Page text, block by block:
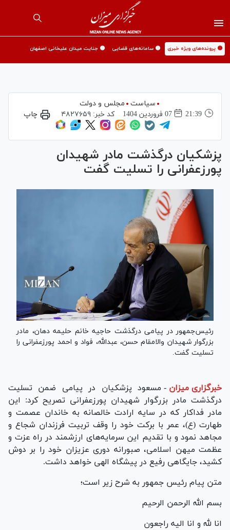
🟡 پرونده‌های ویژه خبری 🟡 سامانه‌های قضایی 🟡 جنایت میدان علیخانی اصفهان
سیاست
مجلس و دولت
21:39
07 فروردين 1404 کد خبر:۴۸۲۷۶۵۹ چاپ
پزشکیان درگذشت مادر شهیدان
پورزعفرانی را تسلیت گفت
رئیس‌جمهور در پیامی درگذشت حاجیه خانم حلیمه دهان، مادر
بزرگوار شهیدان والامقام حسن، عبدالله، فواد و احمد پورزعفرانی را
تسلیت گفت.
خبرگزاری میزان - مسعود پزشکیان در پیامی ضمن تسلیت
درگذشت مادر بزرگوار شهیدان پورزعفرانی تصریح کرد: این
مادر فداکار که در سایه ارادت خالصانه به خاندان عصمت و
طهارت (ع)، عمر با برکت خود را وقف تربیت فرزندان شجاع و
مجاهد نمود و با تقدیم این سرمایه‌های ارزشمند در راه عزت و
عظمت میهن اسلامی، صبورانه دوری عزیزان خود را بر دوش
کشید، جایگاهی رفیع در پیشگاه الهی خواهد داشت.
متن پیام رئیس جمهور به شرح زیر است؛
بسم الله الرحمن الرحیم
انا لله و انا الیه راجعون